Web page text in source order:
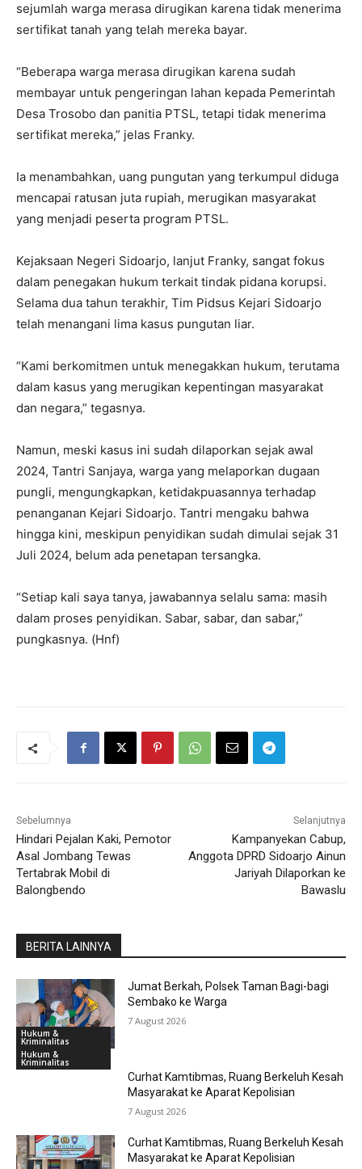
sejumlah warga merasa dirugikan karena tidak menerima
sertifikat tanah yang telah mereka bayar.
“Beberapa warga merasa dirugikan karena sudah
membayar untuk pengeringan lahan kepada Pemerintah
Desa Trosobo dan panitia PTSL, tetapi tidak menerima
sertifikat mereka,” jelas Franky.
Ia menambahkan, uang pungutan yang terkumpul diduga
mencapai ratusan juta rupiah, merugikan masyarakat
yang menjadi peserta program PTSL.
Kejaksaan Negeri Sidoarjo, lanjut Franky, sangat fokus
dalam penegakan hukum terkait tindak pidana korupsi.
Selama dua tahun terakhir, Tim Pidsus Kejari Sidoarjo
telah menangani lima kasus pungutan liar.
“Kami berkomitmen untuk menegakkan hukum, terutama
dalam kasus yang merugikan kepentingan masyarakat
dan negara,” tegasnya.
Namun, meski kasus ini sudah dilaporkan sejak awal
2024, Tantri Sanjaya, warga yang melaporkan dugaan
pungli, mengungkapkan, ketidakpuasannya terhadap
penanganan Kejari Sidoarjo. Tantri mengaku bahwa
hingga kini, meskipun penyidikan sudah dimulai sejak 31
Juli 2024, belum ada penetapan tersangka.
“Setiap kali saya tanya, jawabannya selalu sama: masih
dalam proses penyidikan. Sabar, sabar, dan sabar,”
pungkasnya. (Hnf)
Sebelumnya
Hindari Pejalan Kaki, Pemotor
Asal Jombang Tewas
Tertabrak Mobil di
Balongbendo
Selanjutnya
Kampanyekan Cabup,
Anggota DPRD Sidoarjo Ainun
Jariyah Dilaporkan ke
Bawaslu
BERITA LAINNYA
Hukum &
Kriminalitas
Jumat Berkah, Polsek Taman Bagi-bagi
Sembako ke Warga
7 August 2026
Hukum &
Kriminalitas
Curhat Kamtibmas, Ruang Berkeluh Kesah
Masyarakat ke Aparat Kepolisian
7 August 2026
Curhat Kamtibmas, Ruang Berkeluh Kesah
Masyarakat ke Aparat Kepolisian